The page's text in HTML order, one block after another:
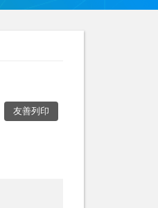
友善列印